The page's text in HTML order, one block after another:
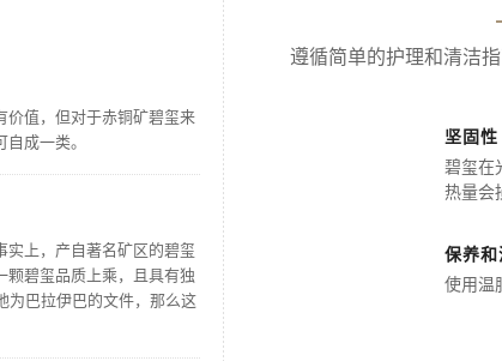
价值，但对于赤铜矿碧玺来
成一类。
实上，产自著名矿区的碧玺
颗碧玺品质上乘，且具有独
为巴拉伊巴的文件，那么这
遵循简单的护理和清洁
坚固性
碧玺在
热量会
保养
使用温